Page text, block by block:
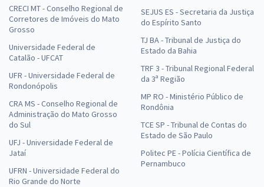
CRECI MT - Conselho Regional de
Corretores de Imóveis do Mato
Grosso
Universidade Federal de
Catalão - UFCAT
UFR - Universidade Federal de
Rondonópolis
CRA MS - Conselho Regional de
Administração do Mato Grosso
do Sul
UFJ - Universidade Federal de
Jataí
UFRN - Universidade Federal do
Rio Grande do Norte
SEJUS ES - Secretaria da Justiça
do Espírito Santo
TJ BA - Tribunal de Justiça do
Estado da Bahia
TRF 3 - Tribunal Regional Federal
da 3ª Região
MP RO - Ministério Público de
Rondônia
TCE SP - Tribunal de Contas do
Estado de São Paulo
Politec PE - Polícia Científica de
Pernambuco